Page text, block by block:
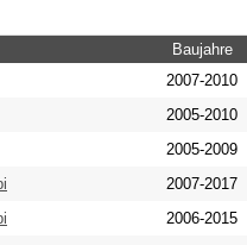
Baujahre
2007-2010
2005-2010
2005-2009
2007-2017
2006-2015